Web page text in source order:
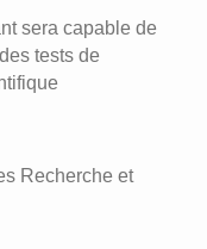
sera capable de
tests de
Recherche et